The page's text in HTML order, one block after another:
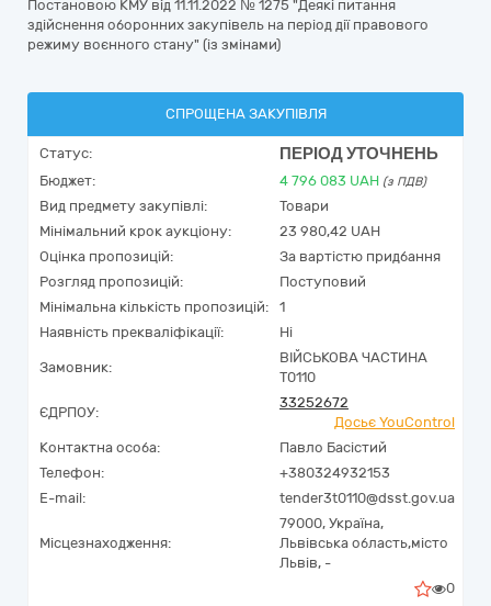
Постановою КМУ від 11.11.2022 № 1275 "Деякі питання
здійснення оборонних закупівель на період дії правового
режиму воєнного стану" (із змінами)
СПРОЩЕНА ЗАКУПІВЛЯ
Статус: ПЕРІОД УТОЧНЕНЬ
Бюджет: 4 796 083 UAH (з ПДВ)
Вид предмету закупівлі:
Товари
Мінімальний крок аукціону:
23 980,42 UAH
Оцінка пропозицій:
За вартістю придбання
Розгляд пропозицій:
Поступовий
Мінімальна кількість пропозицій:
1
Наявність прекваліфікації:
Ні
Замовник:
ВІЙСЬКОВА ЧАСТИНА
Т0110
ЄДРПОУ:
33252672
Досьє YouControl
Контактна особа:
Павло Басістий
Телефон:
+380324932153
E-mail:
tender3t0110@dsst.gov.ua
Місцезнаходження:
79000, Україна,
Львівська область,місто
Львів, -
0